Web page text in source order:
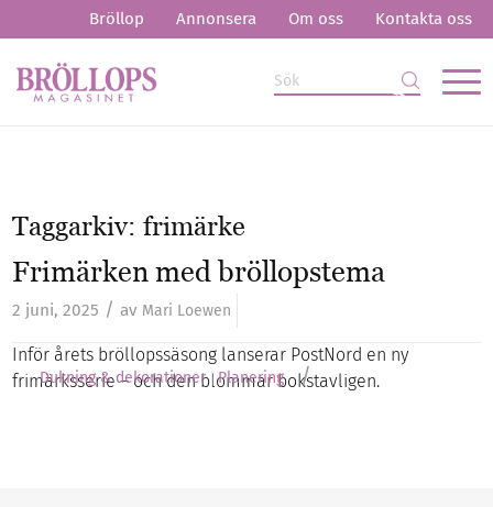
Bröllop Annonsera Om oss Kontakta oss
Taggarkiv:frimärke
Frimärken med bröllopstema
2 juni, 2025 / av Mari Loewen
Inför årets bröllopssäsong lanserar PostNord en ny
frimärksserie – och den blommar bokstavligen.
Dukning & dekorationer Planering /